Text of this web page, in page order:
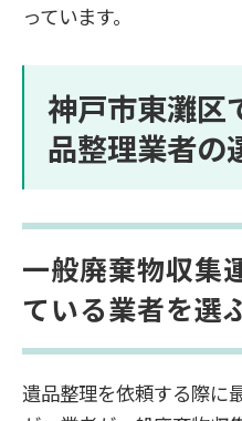
っています。
神戸市東灘区
品整理業者の
一般廃棄物収集
ている業者を選
遺品整理を依頼する際に